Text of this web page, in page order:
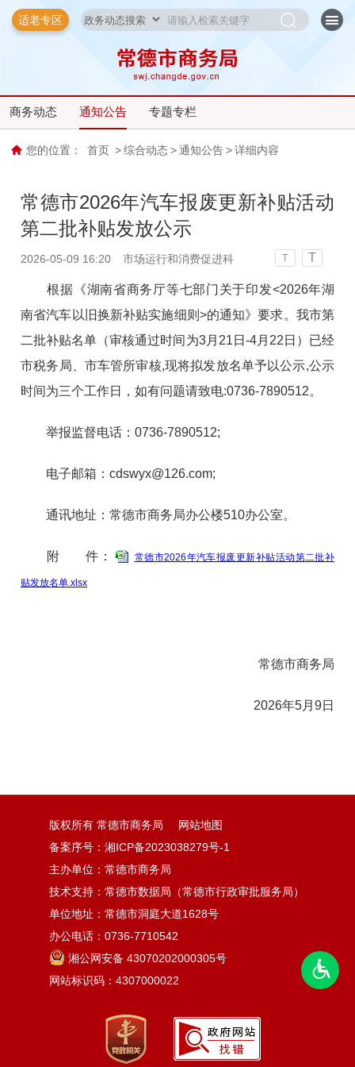
适老专区
商务动态 通知公告 专题专栏
您的位置： 首页 > 综合动态 > 通知公告 > 详细内容
常德市2026年汽车报废更新补贴活动
第二批补贴发放公示
2026-05-09 16:20 市场运行和消费促进科 T T
根据《湖南省商务厅等七部门关于印发<2026年湖
南省汽车以旧换新补贴实施细则>的通知》要求。我市第
二批补贴名单（审核通过时间为3月21日-4月22日）已经
市税务局、市车管所审核,现将拟发放名单予以公示,公示
时间为三个工作日，如有问题请致电:0736-7890512。
举报监督电话：0736-7890512;
电子邮箱：cdswyx@126.com;
通讯地址：常德市商务局办公楼510办公室。
附 件： 常德市2026年汽车报废更新补贴活动第二批补
贴发放名单.xlsx
常德市商务局
2026年5月9日
版权所有 常德市商务局
网站地图
备案序号： 湘ICP备2023038279号-1
主办单位：常德市商务局
技术支持：常德市数据局（常德市行政审批服务局）
单位地址：常德市洞庭大道1628号
办公电话：0736-7710542
湘公网安备 43070202000305号
网站标识码：4307000022